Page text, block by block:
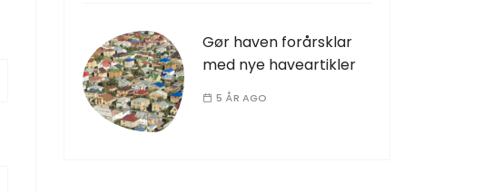
Gør haven forårsklar
med nye haveartikler
5 ÅR AGO